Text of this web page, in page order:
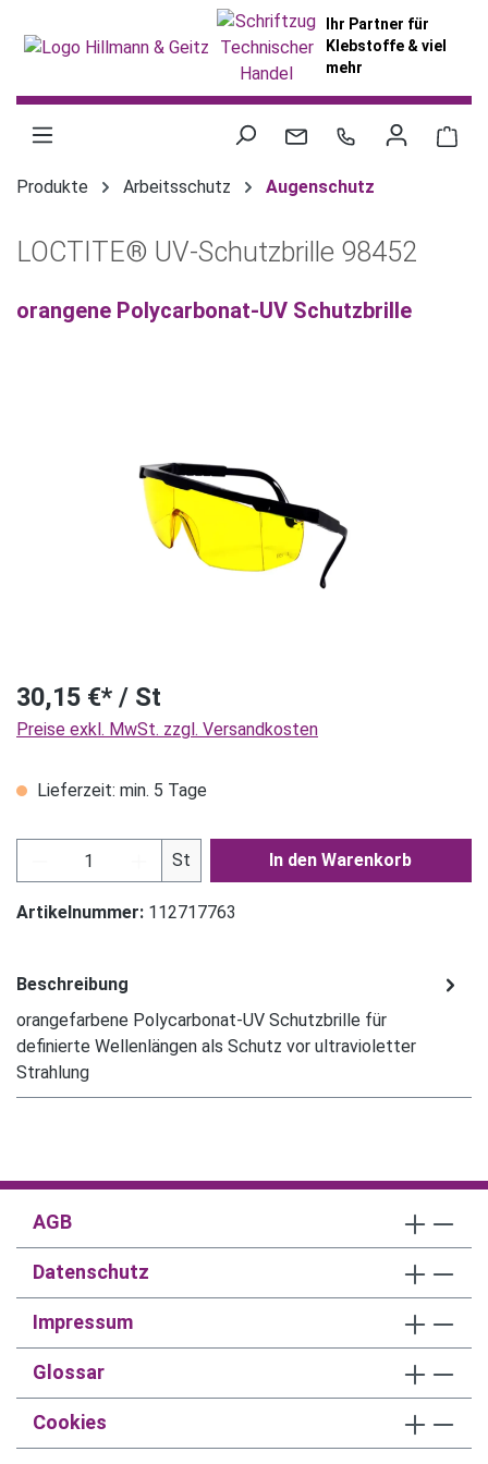
Ihr Partner für
Klebstoffe & viel
mehr
Produkte Arbeitsschutz Augenschutz
LOCTITE® UV-Schutzbrille 98452
orangene Polycarbonat-UV Schutzbrille
30,15 €* / St
Preise exkl. MwSt. zzgl. Versandkosten
Lieferzeit: min. 5 Tage
Produkt Anzahl: Gib den gewünschten Wert
St In den Warenkorb
Artikelnummer: 112717763
Beschreibung
orangefarbene Polycarbonat-UV Schutzbrille für
definierte Wellenlängen als Schutz vor ultravioletter
Strahlung
AGB
Datenschutz
Impressum
Glossar
Cookies